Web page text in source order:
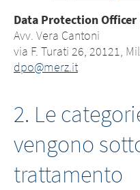
Data Protection Officer
Avv. Vera Cantoni
via F. Turati 26, 20121,
dpo@merz.it
2. Le
vengono
trattamento